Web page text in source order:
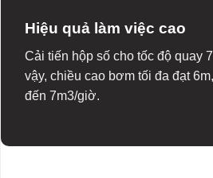
Hiệu quả làm việc cao
Cải tiến hộp số cho tốc độ quay
vậy, chiều cao bơm tối đa đạt
đến 7m3/giờ.